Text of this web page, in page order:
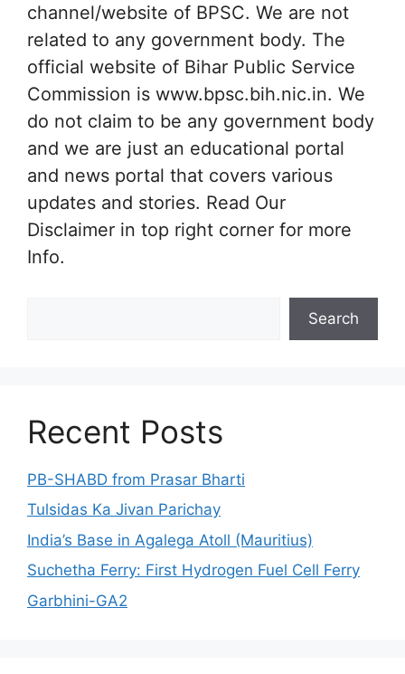
channel/website of BPSC. We are not
related to any government body. The
official website of Bihar Public Service
Commission is www.bpsc.bih.nic.in. We
do not claim to be any government body
and we are just an educational portal
and news portal that covers various
updates and stories. Read Our
Disclaimer in top right corner for more
Info.
Search
Recent Posts
PB-SHABD from Prasar Bharti
Tulsidas Ka Jivan Parichay
India’s Base in Agalega Atoll (Mauritius)
Suchetha Ferry: First Hydrogen Fuel Cell Ferry
Garbhini-GA2